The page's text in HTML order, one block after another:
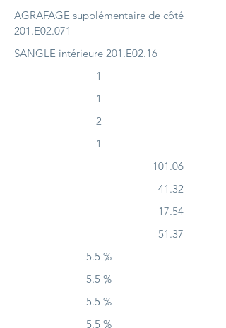
AGRAFAGE supplémentaire de côté
201.E02.071
SANGLE intérieure 201.E02.16
1
1
2
1
101.06
41.32
17.54
51.37
5.5 %
5.5 %
5.5 %
5.5 %